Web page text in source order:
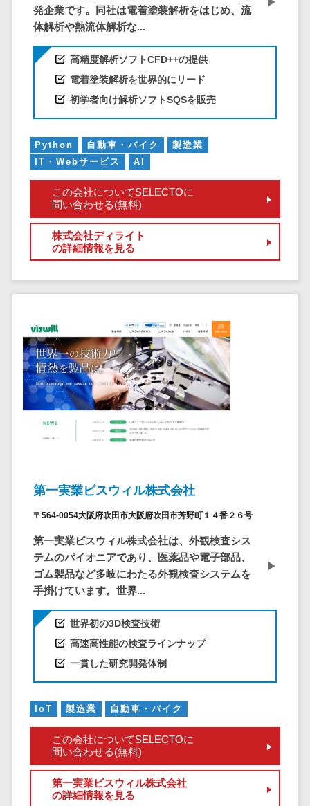
人材紹介システム>
園務支援システム>
Web出願システム>
バーチャル試着システム>
農業支援システム>
その他業務支援サービス>
データ分析・活用
音声データ活用>
テキストマイニングツール>
VOC分析ツール> BIツール>
ETLツール> 音声合成ツール>
AI翻訳サービス>
アノテーションツール>
データ化サービス>
ブロックチェーン
GIS（地理情報システム）>
公共施設予約システム>
その他官公庁・自治体向け>
キッティング
ソーシング
セキュリティ
セキュリテ
ィ・脆弱性診断
ペネトレーシ
ョンテスト
標的型攻撃メ
ール訓練サービ
ス
ログ管理シス
クラウド型セ
キュリティカメ
ラ
メールセキュ
リティ
メール・ファ
イル無害化
委託先管理サ
ービス
URLフィルタ
リング
（EDR）
CASB
ファイル暗号
ビス
UTM
不正検知サー
ビス
発企業です。同社は電着塗装解析をはじめ、流
体解析や熱流体解析な...
高精度解析ソフトCFD++の提供
電着塗装解析を世界的にリード
初学者向け解析ソフトSQSを販売
Python 自動車・バイク
製造業
IT・Webサービス
AI
この会社についてSELECTOに
問い合わせる(無料)
株式会社ディライト
の詳細情報を見る
第一実業ビスウィル株式会社
〒564-0054大阪府吹田市大阪府吹田市芳野町１４番２６号
第一実業ビスウィル株式会社は、外観検査シス
テムのパイオニアであり、医薬品や電子部品、
ゴム製品など多岐にわたる外観検査システムを
手掛けています。世界...
世界初の3D検査技術
高速高性能の検査ラインナップ
一貫した研究開発体制
IoT 製造業 自動車・バイク
この会社についてSELECTOに
問い合わせる(無料)
第一実業ビスウィル株式会社
の詳細情報を見る